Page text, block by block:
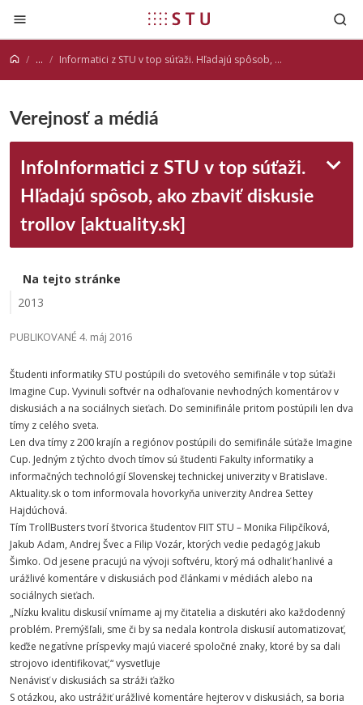
Prejsť na obsah
... Informatici z STU v top súťaži. Hľadajú spôsob, ako zbaviť diskusie trollov [aktuality.sk]
Verejnosť a médiá
InfoInformatici z STU v top súťaži.
Hľadajú spôsob, ako zbaviť diskusie
trollov [aktuality.sk]
Na tejto stránke
2013
PUBLIKOVANÉ 4. máj 2016
Študenti informatiky STU postúpili do svetového semifinále v top súťaži
Imagine Cup. Vyvinuli softvér na odhaľovanie nevhodných komentárov v
diskusiách a na sociálnych sieťach. Do seminifinále pritom postúpili len dva
tímy z celého sveta.
Len dva tímy z 200 krajín a regiónov postúpili do semifinále súťaže Imagine
Cup. Jedným z týchto dvoch tímov sú študenti Fakulty informatiky a
informačných technológií Slovenskej technickej univerzity v Bratislave.
Aktuality.sk o tom informovala hovorkyňa univerzity Andrea Settey
Hajdúchová.
Tím TrollBusters tvorí štvorica študentov FIIT STU – Monika Filipčíková,
Jakub Adam, Andrej Švec a Filip Vozár, ktorých vedie pedagóg Jakub
Šimko. Od jesene pracujú na vývoji softvéru, ktorý má odhaliť hanlivé a
urážlivé komentáre v diskusiách pod článkami v médiách alebo na
sociálnych sieťach.
„Nízku kvalitu diskusií vnímame aj my čitatelia a diskutéri ako každodenný
problém. Premýšľali, sme či by sa nedala kontrola diskusií automatizovať,
keďže negatívne príspevky majú viaceré spoločné znaky, ktoré by sa dali
strojovo identifikovať,“ vysvetľuje
Nenávisť v diskusiách sa stráži ťažko
S otázkou, ako ustrážiť urážlivé komentáre hejterov v diskusiách, sa boria